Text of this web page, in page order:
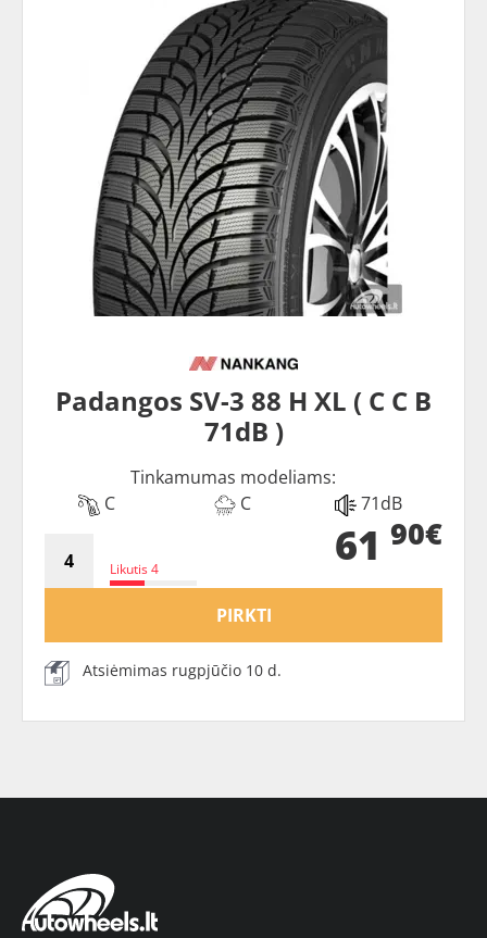
Padangos SV-3 88 H XL ( C C B
71dB )
Tinkamumas modeliams:
C
C 71dB
Likutis 4 61 90€
PIRKTI
Atsiėmimas rugpjūčio 10 d.